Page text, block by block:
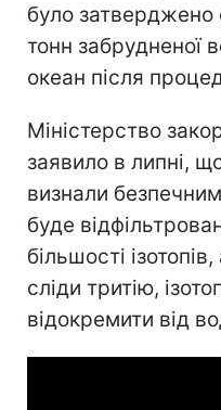
було
тонн забрудненої
океан після
Міністерство
заявило в липні,
визнали
буде
більшості
сліди тритію,
відокремити від